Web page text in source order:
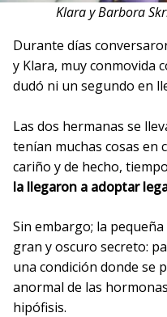
Klara y Barbora
Durante días
y Klara, muy conmovida
dudó ni un segundo en
Las dos hermanas se
tenían muchas cosas en
cariño y de hecho,
la llegaron a adoptar
Sin embargo; la
gran y oscuro secreto:
una condición donde se
anormal de las
hipófisis.